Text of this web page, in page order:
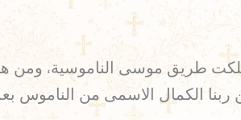
طريق موسى الناموسية، ومن
الكمال الاسمى من الناموس